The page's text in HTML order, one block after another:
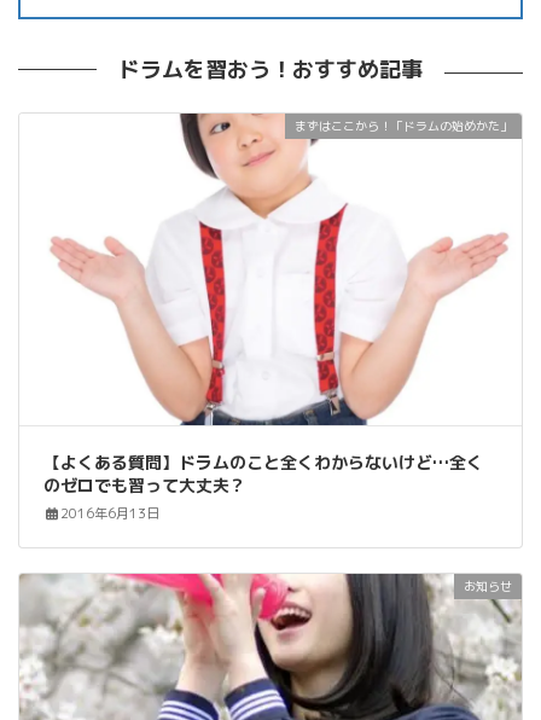
ドラムを習おう！おすすめ記事
まずはここから！「ドラムの始めかた」
【よくある質問】ドラムのこと全くわからないけど…全く
のゼロでも習って大丈夫？
2016年6月13日
お知らせ